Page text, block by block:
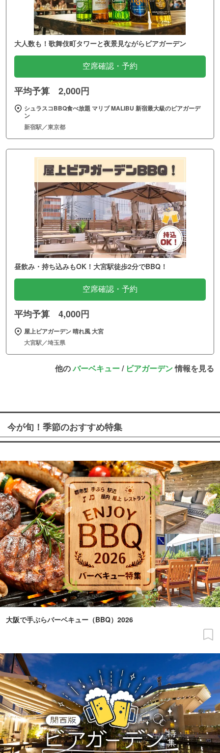
大人数も！歌舞伎町タワーと夜景見ながらビアガーデン
空席確認・予約
平均予算 2,000円
シュラスコBBQ食べ放題 マリブ MALIBU 新宿最大級のビアガーデ
ン
新宿駅／東京都
昼飲み・持ち込みもOK！大宮駅徒歩2分でBBQ！
空席確認・予約
平均予算 4,000円
屋上ビアガーデン 晴れ風 大宮
大宮駅／埼玉県
他のバーベキュー/ ビアガーデン情報を見る
今が旬！季節のおすすめ特集
大阪で手ぶらバーベキュー（BBQ）2026